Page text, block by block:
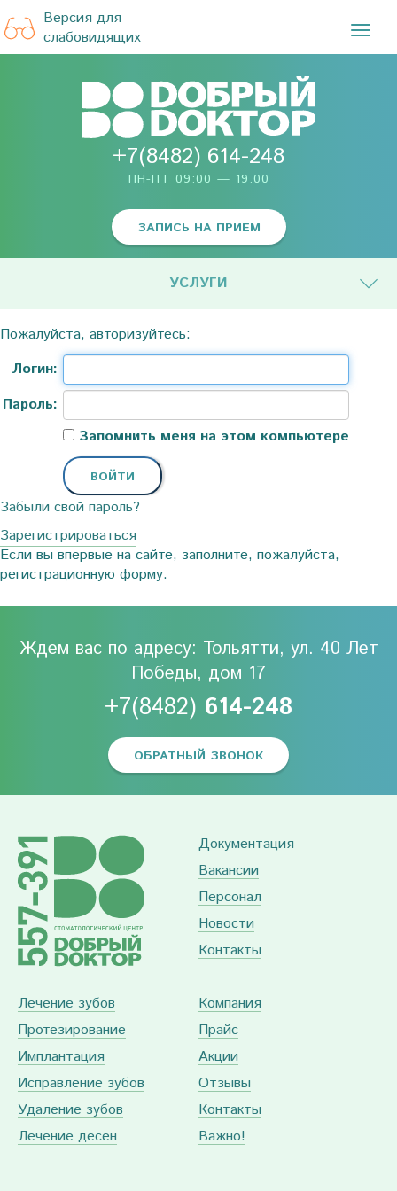
Версия для
слабовидящих
+7(8482) 614-248
ПН-ПТ 09:00 — 19.00
ЗАПИСЬ НА ПРИЕМ
УСЛУГИ
Пожалуйста, авторизуйтесь:
Логин:
Пароль:
Запомнить меня на этом компьютере
Забыли свой пароль?
Зарегистрироваться
Если вы впервые на сайте, заполните, пожалуйста,
регистрационную форму.
Ждем вас по адресу: Тольятти, ул. 40 Лет
Победы, дом 17
+7(8482) 614-248
ОБРАТНЫЙ ЗВОНОК
Документация
Вакансии
Персонал
Новости
Контакты
Лечение зубов
Протезирование
Имплантация
Исправление зубов
Удаление зубов
Лечение десен
Компания
Прайс
Акции
Отзывы
Контакты
Важно!